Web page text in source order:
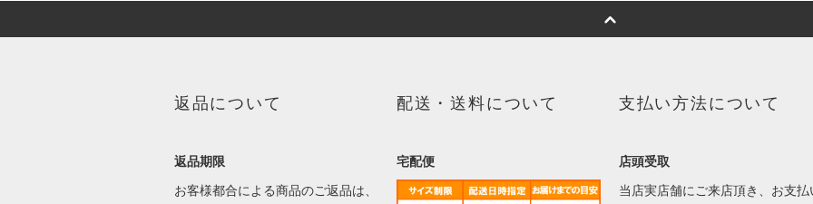
返品について
返品期限
お客様都合による商品のご返品は、
配送・送料について
宅配便
支払い方法について
店頭受取
当店実店舗にご来店頂き、お支払